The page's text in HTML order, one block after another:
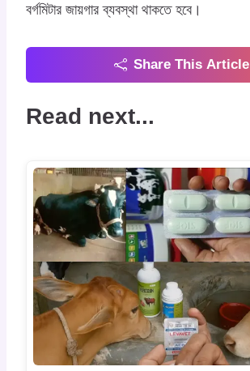
বর্গমিটার জায়গার ব্যবস্থা থাকতে হবে।
Share This Article
Read next...